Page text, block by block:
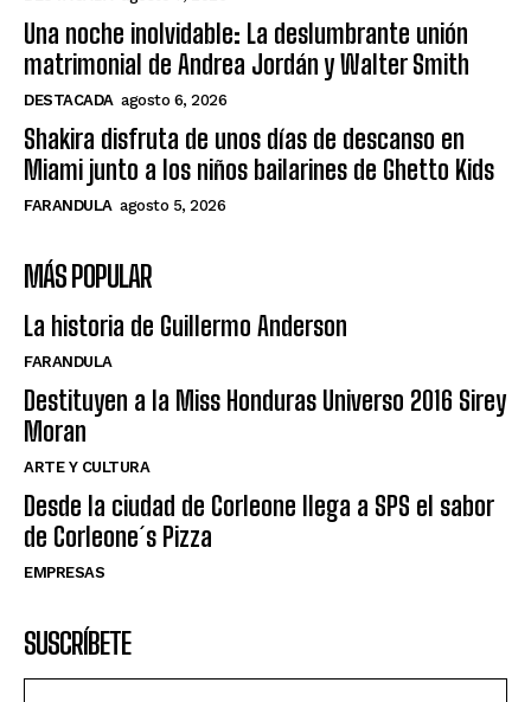
Una noche inolvidable: La deslumbrante unión
matrimonial de Andrea Jordán y Walter Smith
DESTACADA agosto 6, 2026
Shakira disfruta de unos días de descanso en
Miami junto a los niños bailarines de Ghetto Kids
FARANDULA agosto 5, 2026
MÁS POPULAR
La historia de Guillermo Anderson
FARANDULA
Destituyen a la Miss Honduras Universo 2016 Sirey
Moran
ARTE Y CULTURA
Desde la ciudad de Corleone llega a SPS el sabor
de Corleone´s Pizza
EMPRESAS
SUSCRÍBETE